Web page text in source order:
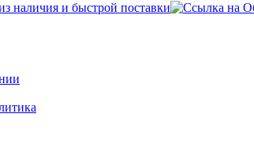
наличия и быстрой поставки